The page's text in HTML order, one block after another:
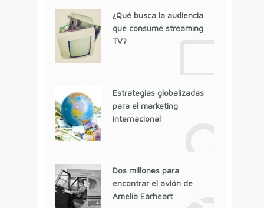
¿Qué busca la audiencia
que consume streaming
TV?
Estrategias globalizadas
para el marketing
internacional
Dos millones para
encontrar el avión de
Amelia Earheart